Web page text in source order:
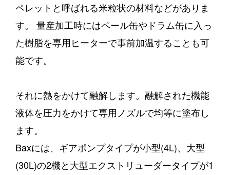
ペレットと呼ばれる米粒状の材料などがありま
す。 量産加工時にはペール缶やドラム缶に入っ
た樹脂を専用ヒーターで事前加温することも可
能です。
それに熱をかけて融解します。融解された機能
液体を圧力をかけて専用ノズルで均等に塗布し
ます。
Baxには、ギアポンプタイプが小型(4L)、大型
(30L)の2機と大型エクストリューダータイプが1